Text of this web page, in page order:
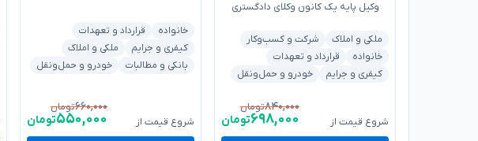
وکیل پایه یک کانون وکلای دادگستری
ملکی و املاک
شرکت و کسب‌وکار
خانواده
قرارداد و تعهدات
کیفری و جرایم
خودرو و حمل‌ونقل
شروع قیمت از
۸۴۰,۰۰۰تومان
۶۹۸,۰۰۰تومان
خانواده
قرارداد و تعهدات
کیفری و جرایم
ملکی و املاک
بانکی و مطالبات
خودرو و حمل‌ونقل
شروع قیمت از
۶۶۰,۰۰۰تومان
۵۵۰,۰۰۰تومان